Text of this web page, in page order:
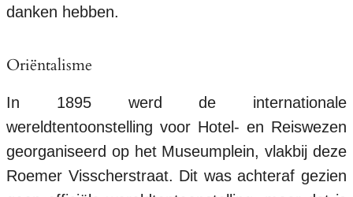
danken hebben.
Oriëntalisme
In 1895 werd de internationale
wereldtentoonstelling voor Hotel- en Reiswezen
georganiseerd op het Museumplein, vlakbij deze
Roemer Visscherstraat. Dit was achteraf gezien